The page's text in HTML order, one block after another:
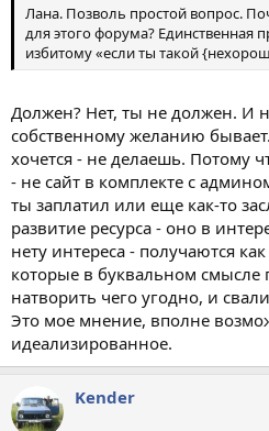
Лана. Позволь простой вопрос.
для этого форума? Единственная
избитому «если ты такой
Должен? Нет, ты не должен. И
собственному желанию
хочется - не делаешь. Потому
- не сайт в комплекте с
ты заплатил или еще как-то
развитие ресурса - оно в
нету интереса - получаются
которые в буквальном смысле
натворить чего угодно, и
Это мое мнение, вполне
идеализированное.
Kender